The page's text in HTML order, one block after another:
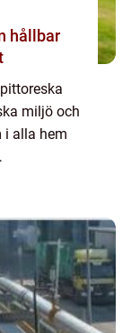
hållbar
miljö och
i alla hem